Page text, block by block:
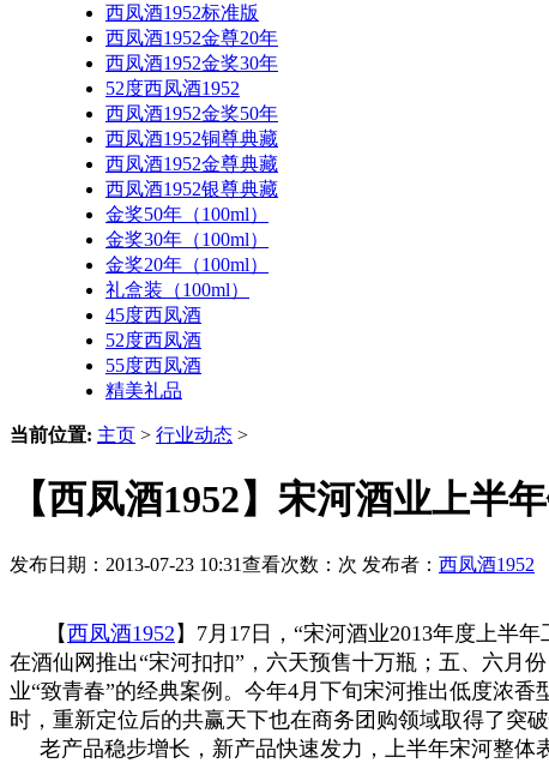
西凤酒1952标准版
西凤酒1952金尊20年
西凤酒1952金奖30年
52度西凤酒1952
西凤酒1952金奖50年
西凤酒1952铜尊典藏
西凤酒1952金尊典藏
西凤酒1952银尊典藏
金奖50年（100ml）
金奖30年（100ml）
金奖20年（100ml）
礼盒装（100ml）
45度西凤酒
52度西凤酒
55度西凤酒
精美礼品
当前位置: 主页 > 行业动态 >
【西凤酒1952】宋河酒业上半
发布日期：2013-07-23 10:31查看次数： 次 发布者： 西凤酒1952
【西凤酒1952 】7月17日，“宋河酒业2013年度上半
在酒仙网推出“宋河扣扣”，六天预售十万瓶；五、六月
业“致青春”的经典案例。今年4月下旬宋河推出低度浓
时，重新定位后的共赢天下也在商务团购领域取得了突破
老产品稳步增长，新产品快速发力，上半年宋河整体